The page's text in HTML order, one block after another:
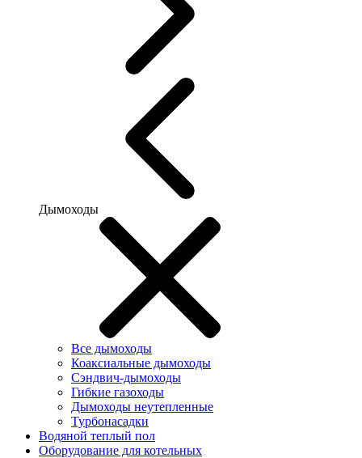
Дымоходы
Все дымоходы
Коаксиальные дымоходы
Сэндвич-дымоходы
Гибкие газоходы
Дымоходы неутепленные
Турбонасадки
Водяной теплый пол
Оборудование для котельных